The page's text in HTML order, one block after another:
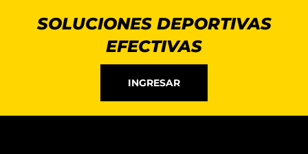
SOLUCIONES DEPORTIVAS
EFECTIVAS
INGRESAR